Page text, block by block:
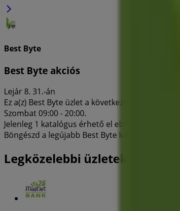
Best Byte
Best Byte akciós
Lejár 8. 31.-án
Ez a(z) Best Byte üzlet a következő
Szombat 09:00 - 20:00.
Jelenleg 1 katalógus érhető el ebben a(z) Best
Böngészd a legújabb Best Byte katalógust
Legközelebbi üzletek